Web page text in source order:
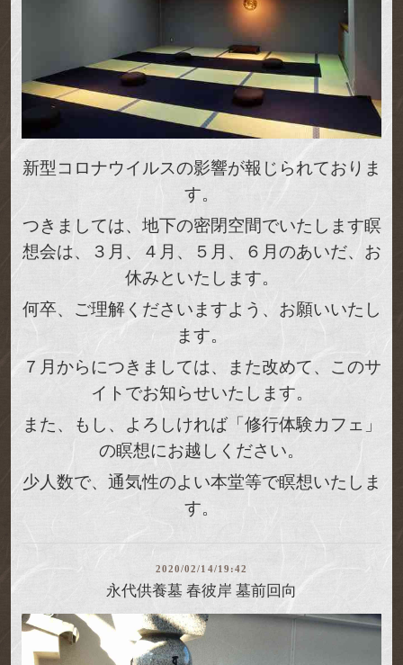
新型コロナウイルスの影響が報じられておりま
す。
つきましては、地下の密閉空間でいたします瞑
想会は、３月、４月、５月、６月のあいだ、お
休みといたします。
何卒、ご理解くださいますよう、お願いいたし
ます。
７月からにつきましては、また改めて、このサ
イトでお知らせいたします。
また、もし、よろしければ「修行体験カフェ」
の瞑想にお越しください。
少人数で、通気性のよい本堂等で瞑想いたしま
す。
2020/02/14/19:42
永代供養墓 春彼岸 墓前回向